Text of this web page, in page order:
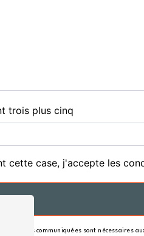
trois plus cinq
cette case, j'accepte les
communiquées sont